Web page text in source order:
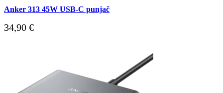
Anker 313 45W USB-C punjač
34,90 €